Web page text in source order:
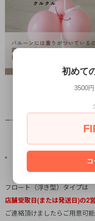
ーーーーーーーーーーーーー
゜完成までのお時間
フロート（浮き型）タイプは
店舗受取日(または発送日)の2
ご連絡頂けましたらご用意可
初めて
3500